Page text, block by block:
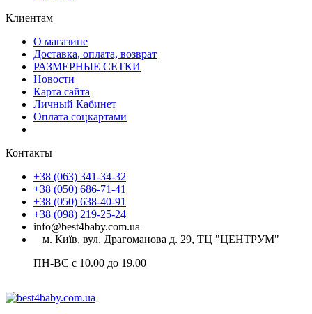
Клиентам
О магазине
Доставка, оплата, возврат
РАЗМЕРНЫЕ СЕТКИ
Новости
Карта сайта
Личный Кабинет
Оплата соцкартами
Контакты
+38 (063) 341-34-32
+38 (050) 686-71-41
+38 (050) 638-40-91
+38 (098) 219-25-24
info@best4baby.com.ua
м. Київ, вул. Драгоманова д. 29, ТЦ "ЦЕНТРУМ"
ПН-ВС с 10.00 до 19.00